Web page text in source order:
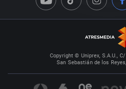
Copyright © Uniprex, S.A.U.,
San Sebastián de los